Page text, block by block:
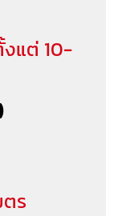
แต่ 10-
ร